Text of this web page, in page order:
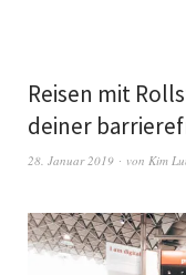
Reisen mit
deiner
28. Januar 2019 von Kim